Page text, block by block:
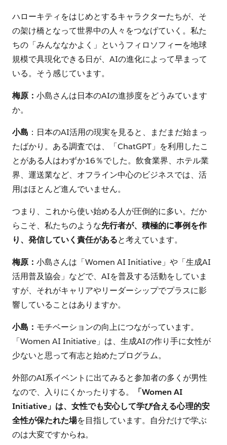
ハローキティをはじめとするキャラクターたちが、そ
の架け橋となって世界中の人々をつなげていく。私た
ちの「みんななかよく」というフィロソフィーを地球
規模で具現化できる日が、AIの進化によって早まって
いる。そう感じています。
梅原：小島さんは日本のAIの進捗度をどうみています
か。
小島 ：日本のAI活用の現実を見ると、まだまだ始まっ
たばかり。ある調査では、「ChatGPT」を利用したこ
とがある人はわずか16％でした。飲食業界、ホテル業
界、運送業など、オフライン中心のビジネスでは、活
用はほとんど進んでいません。
つまり、これから使い始める人が圧倒的に多い。だか
らこそ、私たちのような先行者が、積極的に事例を作
り、発信していく責任があると考えています。
梅原：小島さんは「Women AI Initiative」や「生成AI
活用普及協会」などで、AIを普及する活動をしていま
すが、それがキャリアやリーダーシップでプラスに影
響していることはありますか。
小島： モチベーションの向上につながっています。
「Women AI Initiative」は、生成AIの作り手に女性が
少ないと思って有志と始めたプログラム。
外部のAI系イベントに出てみると参加者の多くが男性
なので、入りにくかったりする。
「Women AI
Initiative」は、女性でも安心して学び合える心理的安
全性が保たれた場を目指しています。自分だけで学ぶ
のは大変ですからね。